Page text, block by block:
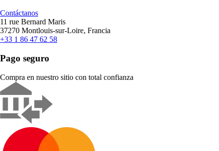
Contáctanos
11 rue Bernard Maris
37270 Montlouis-sur-Loire, Francia
+33 1 86 47 62 58
Pago seguro
Compra en nuestro sitio con total confianza